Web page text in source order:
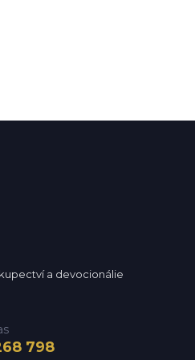
a devocionálie
798